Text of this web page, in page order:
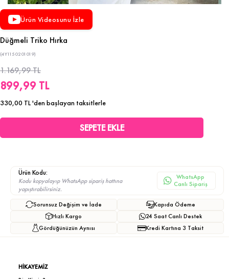
Ürün Videosunu İzle
Düğmeli Triko Hırka
(4Y1150201019)
1.169,99 TL
899,99 TL
330,00 TL'den başlayan taksitlerle
Ürün Kodu:
Kodu kopyalayıp WhatsApp sipariş hattına
yapıştırabilirsiniz.
WhatsApp
Canlı Sipariş
Sorunsuz Değişim ve İade
Hızlı Kargo
Gördüğünüzün Aynısı
Kapıda Ödeme
24 Saat Canlı Destek
Kredi Kartına 3 Taksit
HİKAYEMİZ